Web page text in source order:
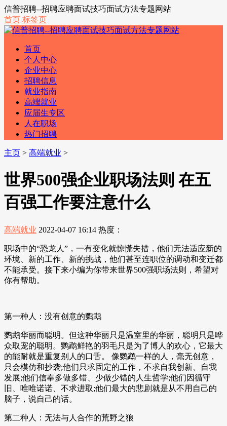
信普招聘--招聘应聘面试技巧面试方法专题网站
首页 标签页
首页
个人中心
企业中心
招聘信息
就业指南
高端就业
应届生专区
人在职场
热门招聘
主页 > 高端就业 >
世界500强企业职场法则 在五
百强工作要注意什么
高端就业 2022-04-07 16:14 热度：
职场中的“恐龙人”，一有变化就惊慌失措，他们无法适应新的
环境、新的工作、新的挑战，他们甚至连职位的调动和变迁都
不能承受。接下来小编为你带来世界500强职场法则，希望对
你有帮助。
第一种人：没有创意的鹦鹉
鹦鹉华丽而聪明。但这种华丽只是温室里的华丽，聪明只是哗
众取宠的聪明。鹦鹉鲜艳的羽毛只是为了博人的欢心，它最大
的能耐就是重复别人的口舌。 像鹦鹉一样的人，毫无创意，
只会模仿和抄袭;他们只求固定的工作，不求自我创新、自我
发展;他们信奉多做多错、少做少错的人生哲学;他们因循守
旧、唯唯诺诺、不求进取;他们最大的悲剧就是从不用自己的
脑子，说自己的话。
第二种人：无法与人合作的荒野之狼